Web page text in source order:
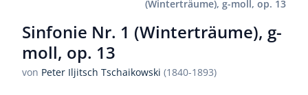
(Winterträume), g-moll, op. 13
Sinfonie Nr. 1 (Winterträume), g-
moll, op. 13
von Peter Iljitsch Tschaikowski (1840-1893)